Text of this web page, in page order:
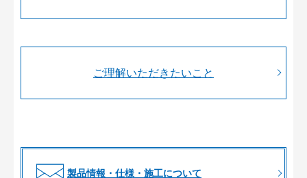
ご理解いただきたいこと
製品情報・仕様・施工について